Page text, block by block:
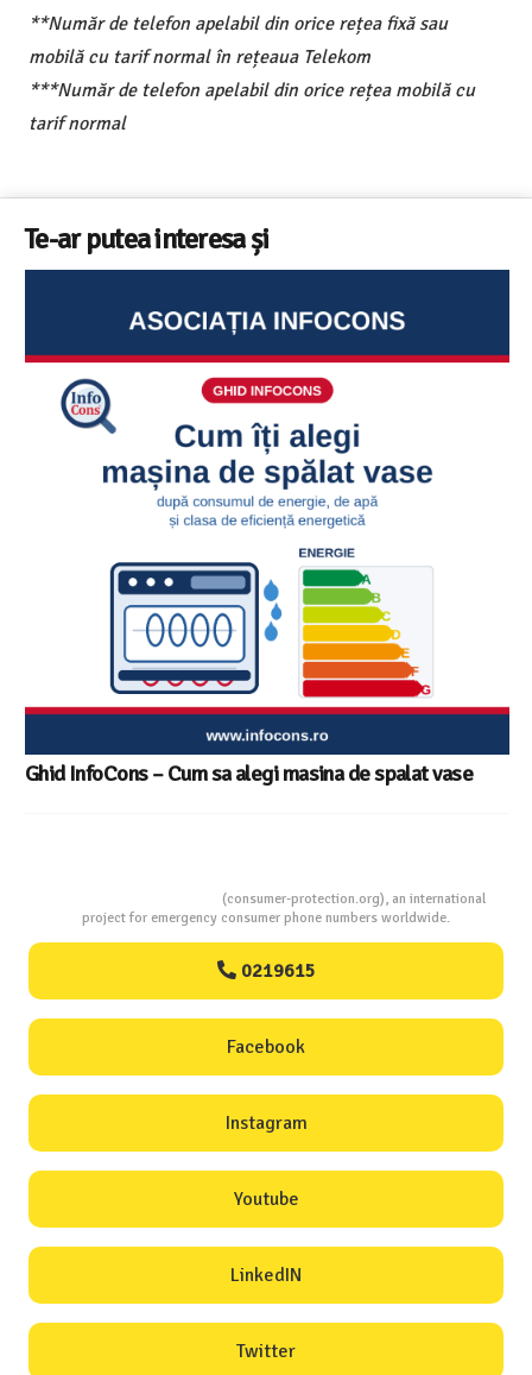
**Număr de telefon apelabil din orice rețea fixă sau
mobilă cu tarif normal în rețeaua Telekom
***Număr de telefon apelabil din orice rețea mobilă cu
tarif normal
Te-ar putea interesa și
Ghid InfoCons – Cum sa alegi masina de spalat vase
(consumer-protection.org), an international
project for emergency consumer phone numbers worldwide.
0219615
Facebook
Instagram
Youtube
LinkedIN
Twitter